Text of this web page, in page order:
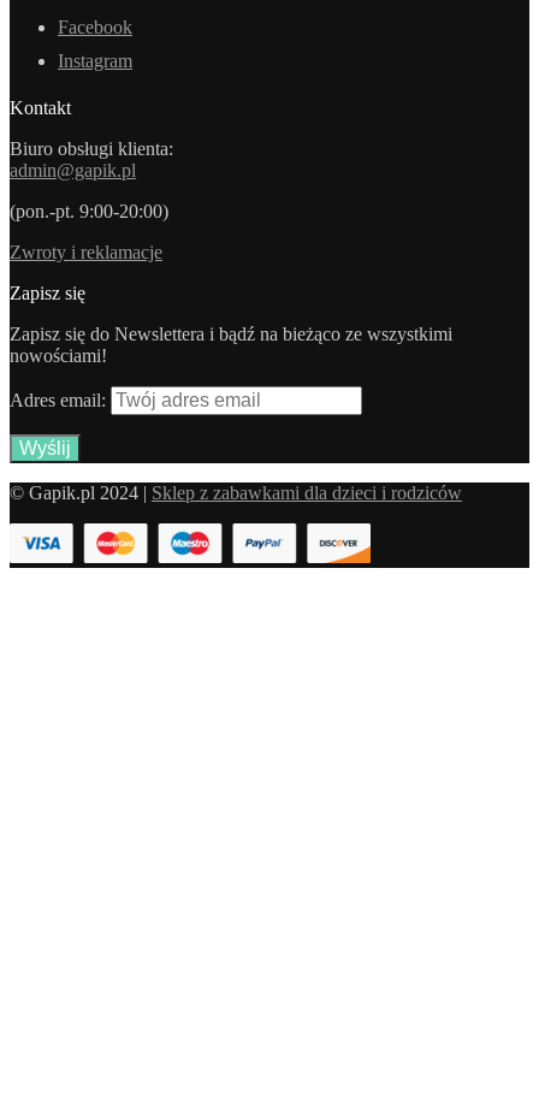
Facebook
Instagram
Kontakt
Biuro obsługi klienta:
admin@gapik.pl
(pon.-pt. 9:00-20:00)
Zwroty i reklamacje
Zapisz się
Zapisz się do Newslettera i bądź na bieżąco ze wszystkimi
nowościami!
Adres email:
© Gapik.pl 2024 | Sklep z zabawkami dla dzieci i rodziców